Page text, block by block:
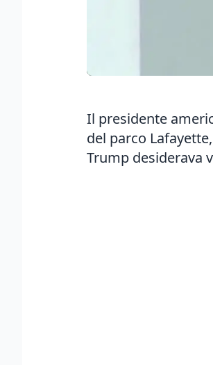
Il presidente
del parco
Trump desiderava